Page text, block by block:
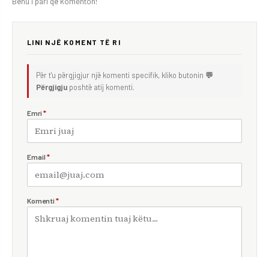
LINI NJË KOMENT TË RI
Për t'u përgjigjur një komenti specifik, kliko butonin 💬
Përgjigju poshtë atij komenti.
Emri *
Email *
Komenti *